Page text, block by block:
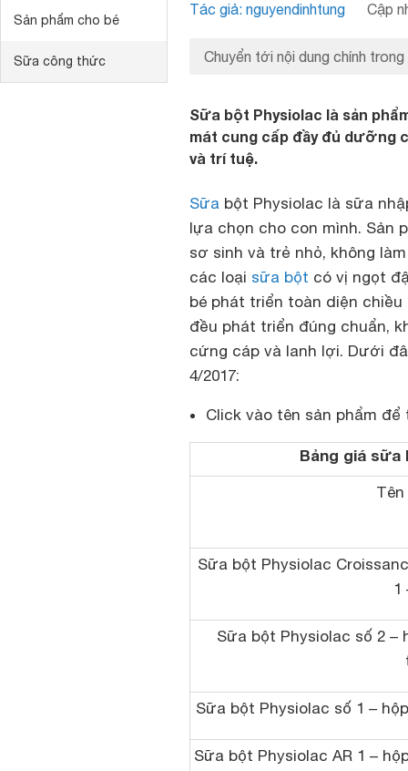
Sản phẩm cho bé
Sữa công thức
Tác giả: nguyendinhtung Cập
Chuyển tới nội dung chính trong
Sữa bột Physiolac là sản
mát cung cấp đầy đủ dưỡng
và trí tuệ.
Sữa bột Physiolac là sữa
lựa chọn cho con mình. Sản
sơ sinh và trẻ nhỏ, không
các loại sữa bột có vị ngọt
bé phát triển toàn diện
đều phát triển đúng chuẩn,
cứng cáp và lanh lợi. Dưới
4/2017:
Click vào tên sản phẩm
Bảng giá sữa
Sữa bột Physiolac
1
Sữa bột Physiolac số 2 –
Sữa bột Physiolac số 1 –
Sữa bột Physiolac AR 1 –